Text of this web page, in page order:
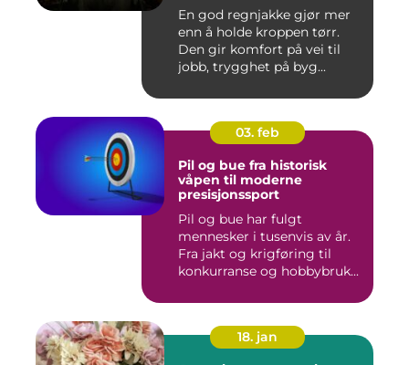
En god regnjakke gjør mer
enn å holde kroppen tørr.
Den gir komfort på vei til
jobb, trygghet på byg...
03. feb
Pil og bue fra historisk
våpen til moderne
presisjonssport
Pil og bue har fulgt
mennesker i tusenvis av år.
Fra jakt og krigføring til
konkurranse og hobbybruk...
18. jan